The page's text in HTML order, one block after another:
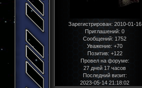
Зарегистрирован: 2010-01-16
Приглашений: 0
Сообщений: 1752
Уважение: +70
Позитив: +122
Провел на форуме:
27 дней 17 часов
Последний визит:
2023-05-14 21:18:02